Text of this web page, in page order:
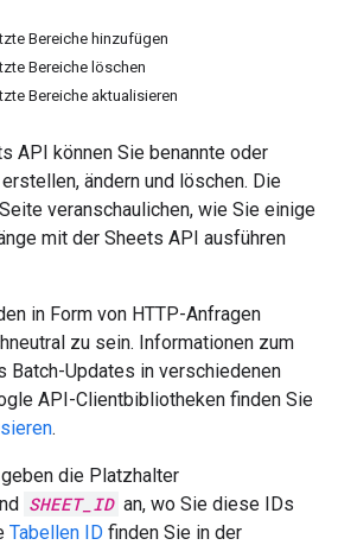
Bereiche hinzufügen
Bereiche löschen
Bereiche aktualisieren
API können Sie benannte oder
ändern und löschen. Die
veranschaulichen, wie Sie einige
mit der Sheets API ausführen
in Form von HTTP-Anfragen
zu sein. Informationen zum
Batch-Updates in verschiedenen
API-Clientbibliotheken finden Sie
.
die Platzhalter
SHEET_ID an, wo Sie diese IDs
Tabellen ID finden Sie in der